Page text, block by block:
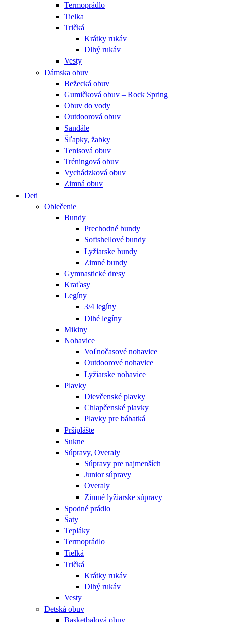
Termoprádlo
Tielka
Tričká
Krátky rukáv
Dlhý rukáv
Vesty
Dámska obuv
Bežecká obuv
Gumičková obuv – Rock Spring
Obuv do vody
Outdoorová obuv
Sandále
Šľapky, žabky
Tenisová obuv
Tréningová obuv
Vychádzková obuv
Zimná obuv
Deti
Oblečenie
Bundy
Prechodné bundy
Softshellové bundy
Lyžiarske bundy
Zimné bundy
Gymnastické dresy
Kraťasy
Legíny
3/4 legíny
Dlhé legíny
Mikiny
Nohavice
Voľnočasové nohavice
Outdoorové nohavice
Lyžiarske nohavice
Plavky
Dievčenské plavky
Chlapčenské plavky
Plavky pre bábatká
Pršiplášte
Sukne
Súpravy, Overaly
Súpravy pre najmenších
Junior súpravy
Overaly
Zimné lyžiarske súpravy
Spodné prádlo
Šaty
Tepláky
Termoprádlo
Tielká
Tričká
Krátky rukáv
Dlhý rukáv
Vesty
Detská obuv
Basketbalová obuv